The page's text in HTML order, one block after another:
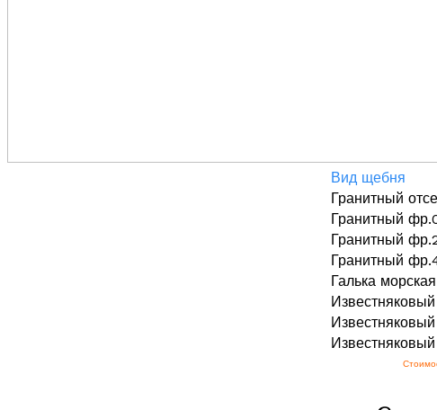
Вид щебня
Гранитный
Гранитный
Гранитный
Гранитный
Галька